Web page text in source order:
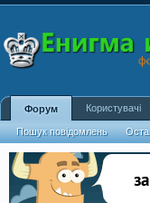
Форум
Пошук повідомлень
Користувачі